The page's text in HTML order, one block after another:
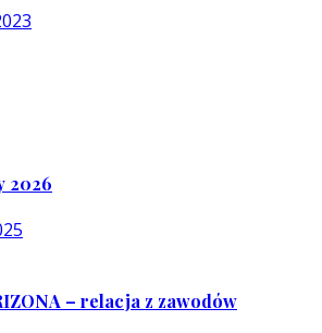
2026
– relacja z zawodów